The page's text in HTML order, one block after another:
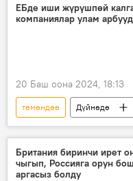
ЕБде иши жүрүшпөй
компаниялар улам
20 Баш оона 2024, 18:13
төмөндөө Дүйнөдө
Экономика
банкрот
Британия биринчи ирет
чыгып, Россияга орун
аргасыз болду